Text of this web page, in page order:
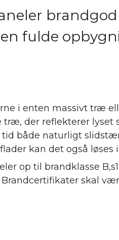
fulde
i enten massivt træ
der reflekterer
tid både naturligt
kan det også løses
op til brandklasse
skal